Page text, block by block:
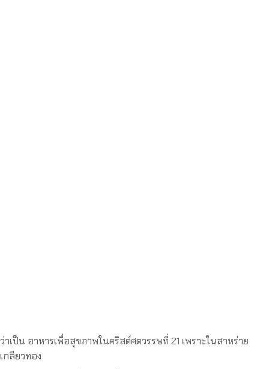
ว่าเป็น อาหารเพื่อสุขภาพในคริสต์ศตวรรษที่ 21 เพราะในสาหร่าย
เกลียวทอง